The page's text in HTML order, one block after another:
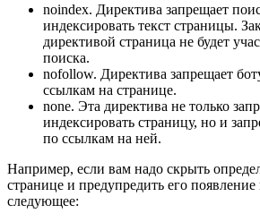
noindex. Директива запрещает
индексировать текст страницы.
директивой страница не будет
поиска.
nofollow. Директива запрещает
ссылкам на странице.
none. Эта директива не только
индексировать страницу, но и
по ссылкам на ней.
Например, если вам надо скрыть
странице и предупредить его
следующее: